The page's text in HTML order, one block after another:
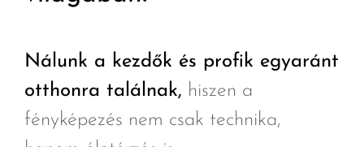
Nálunk a kezdők és profik egyaránt
otthonra találnak, hiszen a
fényképezés nem csak technika,